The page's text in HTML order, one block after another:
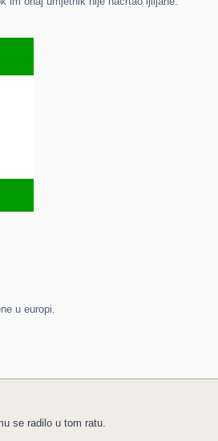
u europi.
se radilo u tom ratu.